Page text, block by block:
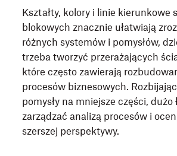
Kształty, kolory i linie kierunkowe
blokowych znacznie ułatwiają
różnych systemów i pomysłów,
trzeba tworzyć przerażających
które często zawierają
procesów biznesowych.
pomysły na mniejsze części, dużo
zarządzać analizą procesów i
szerszej perspektywy.